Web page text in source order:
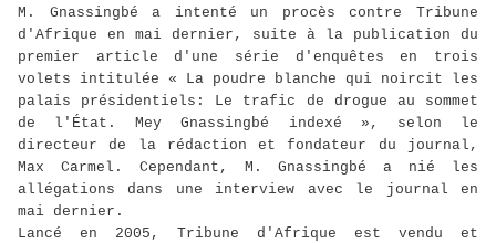
M. Gnassingbé a intenté un procès contre Tribune
d'Afrique en mai dernier, suite à la publication du
premier article d'une série d'enquêtes en trois
volets intitulée « La poudre blanche qui noircit les
palais présidentiels: Le trafic de drogue au sommet
de l'État. Mey Gnassingbé indexé », selon le
directeur de la rédaction et fondateur du journal,
Max Carmel. Cependant, M. Gnassingbé a nié les
allégations dans une interview avec le journal en
mai dernier.
Lancé en 2005, Tribune d'Afrique est vendu et